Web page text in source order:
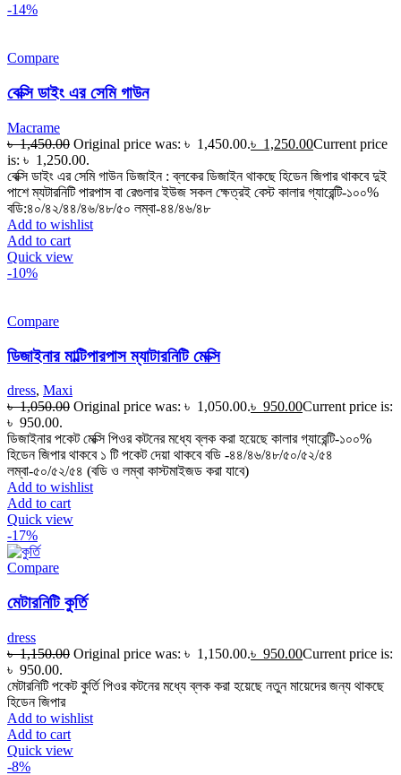
-14%
Compare
বেক্সি ডাইং এর সেমি গাউন
Macrame
৳1,450.00 Original price was: ৳ 1,450.00.৳ 1,250.00Current price
is: ৳ 1,250.00.
বেক্সি ডাইং এর সেমি গাউন ডিজাইন : ব্লকের ডিজাইন থাকছে হিডেন জিপার থাকবে দুই
পাশে ম্যটারনিটি পারপাস বা রেগুলার ইউজ সকল ক্ষেত্রই বেস্ট কালার গ্যারেন্টি-১০০%
বডি:৪০/৪২/৪৪/৪৬/৪৮/৫০ লম্বা-৪৪/৪৬/৪৮
Add to wishlist
Add to cart
Quick view
-10%
Compare
ডিজাইনার মাল্টিপারপাস ম্যাটারনিটি মেক্সি
dress, Maxi
৳1,050.00 Original price was: ৳ 1,050.00.৳ 950.00Current price is:
৳ 950.00.
ডিজাইনার পকেট মেক্সি পিওর কটনের মধ্যে ব্লক করা হয়েছে কালার গ্যারেন্টি-১০০%
হিডেন জিপার থাকবে ১ টি পকেট দেয়া থাকবে বডি -৪৪/৪৬/৪৮/৫০/৫২/৫৪
লম্বা-৫০/৫২/৫৪ (বডি ও লম্বা কাস্টমাইজড করা যাবে)
Add to wishlist
Add to cart
Quick view
-17%
Compare
মেটারনিটি কুর্তি
dress
৳1,150.00 Original price was: ৳ 1,150.00.৳ 950.00Current price is:
৳ 950.00.
মেটারনিটি পকেট কুর্তি পিওর কটনের মধ্যে ব্লক করা হয়েছে নতুন মায়েদের জন্য থাকছে
হিডেন জিপার
Add to wishlist
Add to cart
Quick view
-8%